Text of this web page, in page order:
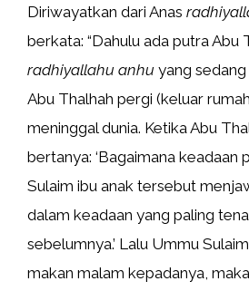
Diriwayatkan dari Anas
berkata: “Dahulu ada putra Abu
radhiyallahu anhu yang
Abu Thalhah pergi (keluar
meninggal dunia. Ketika Abu
bertanya: ‘Bagaimana keadaan
Sulaim ibu anak tersebut
dalam keadaan yang paling
sebelumnya.’ Lalu Ummu
makan malam kepadanya,